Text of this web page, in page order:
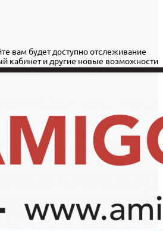
вам будет доступно отслеживание
кабинет и другие новые возможности